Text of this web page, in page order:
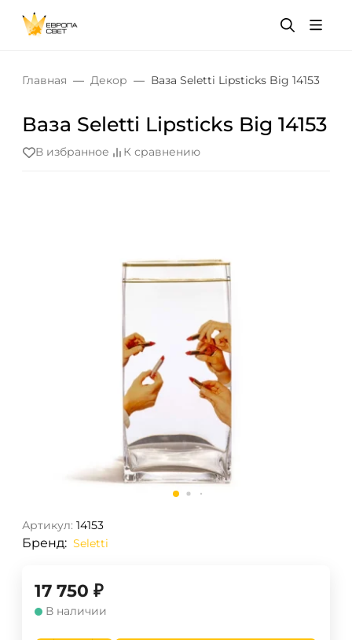
Главная Декор Ваза Seletti Lipsticks Big 14153
Ваза Seletti Lipsticks Big 14153
В избранное К сравнению
Артикул: 14153
Бренд: Seletti
17 750 ₽
В наличии